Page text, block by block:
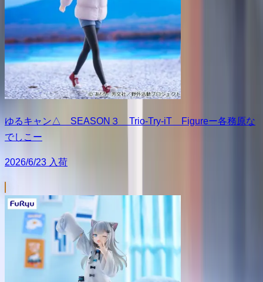
ゆるキャン△ SEASON３ Trio-Try-iT Figureー各務原な
でしこー
2026/6/23 入荷